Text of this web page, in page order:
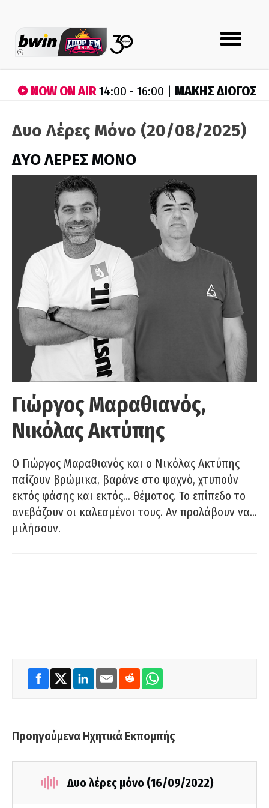
Toggle
navigation
NOW ON AIR14:00 - 16:00 | ΜΑΚΗΣ ΔΙΟΓΟΣ
Δυο Λέρες Μόνο (20/08/2025)
ΔΥΟ ΛΕΡΕΣ ΜΟΝΟ
Γιώργος Μαραθιανός,
Νικόλας Ακτύπης
Ο Γιώργος Μαραθιανός και ο Νικόλας Ακτύπης
παίζουν βρώμικα, βαράνε στο ψαχνό, χτυπούν
εκτός φάσης και εκτός… θέματος. Το επίπεδο το
ανεβάζουν οι καλεσμένοι τους. Αν προλάβουν να…
μιλήσουν.
Προηγούμενα Ηχητικά Εκπομπής
Δυο λέρες μόνο (16/09/2022)